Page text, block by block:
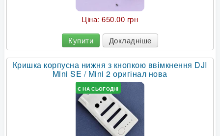
Ціна:650.00 грн
Купити Докладніше
Кришка корпусна нижня з кнопкою ввімкнення DJI
Mini SE / Mini 2 оригінал нова
Є НА СЬОГОДНІ